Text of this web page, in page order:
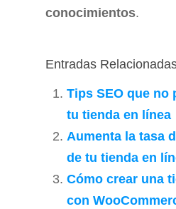
conocimientos.
Entradas
Tips SEO que no
tu tienda en línea
Aumenta la tasa
de tu tienda en
Cómo crear una
con